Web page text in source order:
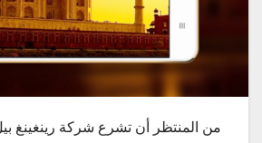
من المنتظر أن تشرع شركة رينغينغ